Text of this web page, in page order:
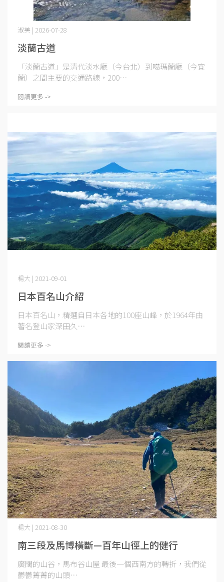
淡蘭古道
淑美 | 2026-07-28
「淡蘭古道」是清代淡水廳（今台北）到噶瑪蘭廳（今宜
蘭）之間主要的交通路線，200⋯
閱讀更多 ->
日本百名山介紹
楊大 | 2021-09-01
日本百名山，精選自日本各地的100座山峰，於1964年由
著名登山家深田久⋯
閱讀更多 ->
南三段及馬博橫斷—百年山徑上的健行
楊大 | 2021-08-30
廣闊的山谷，馬布谷山屋 最後一個西南方的轉折，我們從
鬱鬱菁菁的山頭⋯